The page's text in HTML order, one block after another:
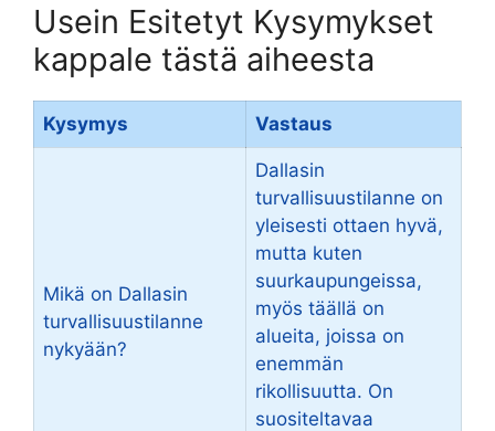
Usein Esitetyt Kysymykset
kappale tästä aiheesta
Kysymys Vastaus
Mikä on Dallasin
turvallisuustilanne
nykyään?
Dallasin
turvallisuustilanne on
yleisesti ottaen hyvä,
mutta kuten
suurkaupungeissa,
myös täällä on
alueita, joissa on
enemmän
rikollisuutta. On
suositeltavaa